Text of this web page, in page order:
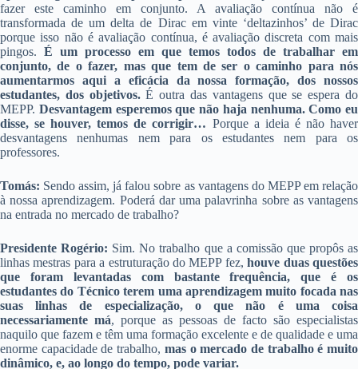
fazer este caminho em conjunto. A avaliação contínua não é
transformada de um delta de Dirac em vinte ‘deltazinhos’ de Dirac
porque isso não é avaliação contínua, é avaliação discreta com mais
pingos. É um processo em que temos todos de trabalhar em
conjunto, de o fazer, mas que tem de ser o caminho para nós
aumentarmos aqui a eficácia da nossa formação, dos nossos
estudantes, dos objetivos.É outra das vantagens que se espera do
MEPP. Desvantagem esperemos que não haja nenhuma. Como eu
disse, se houver, temos de corrigir… Porque a ideia é não haver
desvantagens nenhumas nem para os estudantes nem para os
professores.
Tomás: Sendo assim, já falou sobre as vantagens do MEPP em relação
à nossa aprendizagem. Poderá dar uma palavrinha sobre as vantagens
na entrada no mercado de trabalho?
Presidente Rogério: Sim. No trabalho que a comissão que propôs as
linhas mestras para a estruturação do MEPP fez, houve duas questões
que foram levantadas com bastante frequência, que é os
estudantes do Técnico terem uma aprendizagem muito focada nas
suas linhas de especialização, o que não é uma coisa
necessariamente má, porque as pessoas de facto são especialistas
naquilo que fazem e têm uma formação excelente e de qualidade e uma
enorme capacidade de trabalho, mas o mercado de trabalho é muito
dinâmico, e, ao longo do tempo, pode variar.